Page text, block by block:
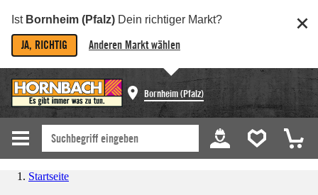
Ist Bornheim (Pfalz) Dein richtiger Markt?
JA, RICHTIG Anderen Markt wählen
Bornheim (Pfalz)
Startseite